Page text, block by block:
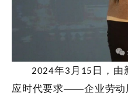
2024年3 月 15 日，由
应时代要求——企业劳动